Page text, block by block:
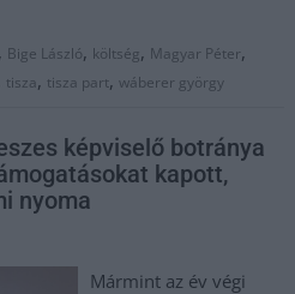
, Bige László, költség, Magyar Péter,
tisza, tisza part,wáberer györgy
képviselő botránya
kapott,
nyoma
Mármint az év végi